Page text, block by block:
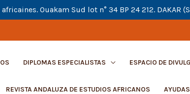
Ouakam Sud lot n° 34 BP 24 212. DAKAR
DIPLOMAS ESPECIALISTAS ESPACIO DE
REVISTA ANDALUZA DE ESTUDIOS AFRICANOS